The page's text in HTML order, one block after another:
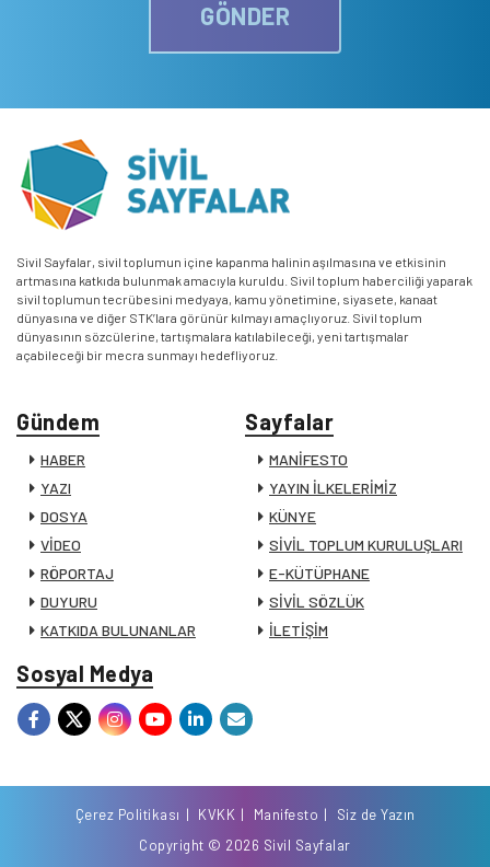
GÖNDER
Sivil Sayfalar, sivil toplumun içine kapanma halinin aşılmasına ve etkisinin
artmasına katkıda bulunmak amacıyla kuruldu. Sivil toplum haberciliği yaparak
sivil toplumun tecrübesini medyaya, kamu yönetimine, siyasete, kanaat
dünyasına ve diğer STK’lara görünür kılmayı amaçlıyoruz. Sivil toplum
dünyasının sözcülerine, tartışmalara katılabileceği, yeni tartışmalar
açabileceği bir mecra sunmayı hedefliyoruz.
Gündem
HABER
YAZI
DOSYA
VİDEO
RÖPORTAJ
DUYURU
KATKIDA BULUNANLAR
Sayfalar
MANİFESTO
YAYIN İLKELERİMİZ
KÜNYE
SİVİL TOPLUM KURULUŞLARI
E-KÜTÜPHANE
SİVİL SÖZLÜK
İLETİŞİM
Sosyal Medya
Copyright © 2026 Sivil Sayfalar
Çerez Politikası KVKK Manifesto Siz de Yazın